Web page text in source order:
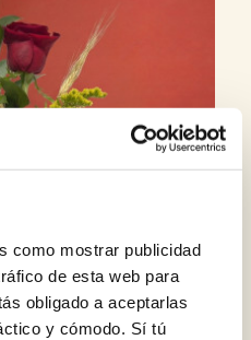
como mostrar publicidad
de esta web para
obligado a aceptarlas
y cómodo. Sí tú